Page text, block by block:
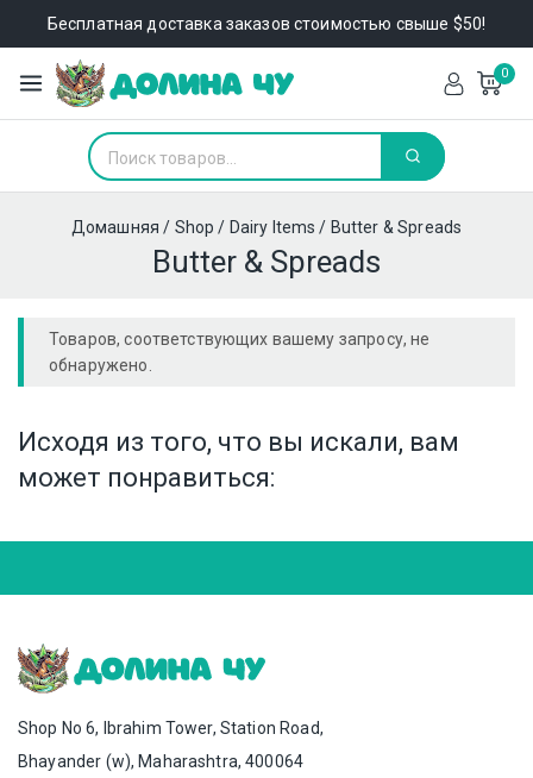
Бесплатная доставка заказов стоимостью свыше $50!
0
Домашняя / Shop / Dairy Items / Butter & Spreads
Butter & Spreads
Товаров, соответствующих вашему запросу, не
обнаружено.
Исходя из того, что вы искали, вам
может понравиться:
Shop No 6, Ibrahim Tower, Station Road,
Bhayander (w), Maharashtra, 400064